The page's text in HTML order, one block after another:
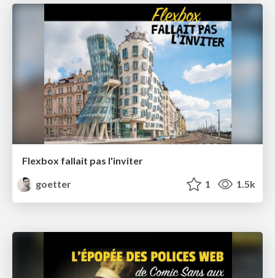
Flexbox fallait pas l'inviter
goetter
1 1.5k